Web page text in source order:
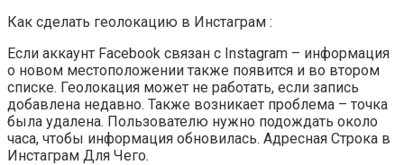
Как сделать геолокацию в Инстаграм :
Если аккаунт Facebook связан с Instagram – информация
о новом местоположении также появится и во втором
списке. Геолокация может не работать, если запись
добавлена недавно. Также возникает проблема – точка
была удалена. Пользователю нужно подождать около
часа, чтобы информация обновилась. Адресная Строка в
Инстаграм Для Чего.